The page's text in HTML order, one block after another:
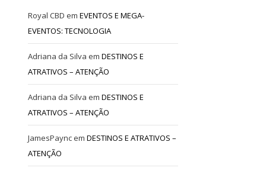
Royal CBD emEVENTOS E MEGA-
EVENTOS: TECNOLOGIA
Adriana da Silva emDESTINOS E
ATRATIVOS – ATENÇÃO
Adriana da Silva emDESTINOS E
ATRATIVOS – ATENÇÃO
JamesPaync emDESTINOS E ATRATIVOS –
ATENÇÃO